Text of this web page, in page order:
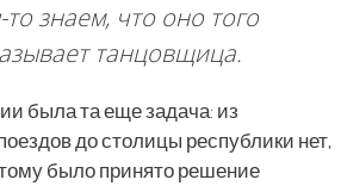
знаем, что оно того
танцовщица.
была та еще задача: из
до столицы республики нет,
было принято решение